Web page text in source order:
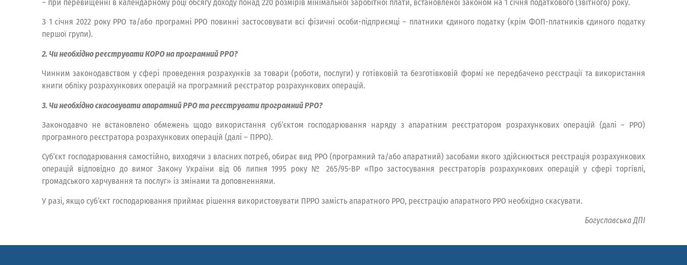
– при перевищенні в календарному році обсягу доходу понад 220 розмірів мінімальної заробітної плати, встановленої законом на 1 січня податкового (звітного) року.
З 1 січня 2022 року РРО та/або програмні РРО повинні застосовувати всі фізичні особи-підприємці – платники єдиного податку (крім ФОП-платників єдиного податку
першої групи).
2. Чи необхідно реєструвати КОРО на програмний РРО?
Чинним законодавством у сфері проведення розрахунків за товари (роботи, послуги) у готівковій та безготівковій формі не передбачено реєстрації та використання
книги обліку розрахункових операцій на програмний реєстратор розрахункових операцій.
3. Чи необхідно скасовувати апаратний РРО та реєструвати програмний РРО?
Законодавчо не встановлено обмежень щодо використання суб’єктом господарювання наряду з апаратним реєстратором розрахункових операцій (далі – РРО)
програмного реєстратора розрахункових операцій (далі – ПРРО).
Суб’єкт господарювання самостійно, виходячи з власних потреб, обирає вид РРО (програмний та/або апаратний) засобами якого здійснюється реєстрація розрахункових
операцій відповідно до вимог Закону України від 06 липня 1995 року № 265/95-ВР «Про застосування реєстраторів розрахункових операцій у сфері торгівлі,
громадського харчування та послуг» із змінами та доповненнями.
У разі, якщо суб’єкт господарювання приймає рішення використовувати ПРРО замість апаратного РРО, реєстрацію апаратного РРО необхідно скасувати.
Богуславська ДПІ